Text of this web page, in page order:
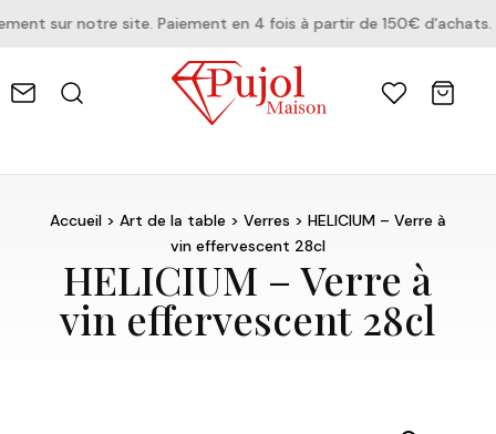
sur notre site. Paiement en 4 fois à partir de 150€ d'achats.
Accueil> Art de la table> Verres > HELICIUM – Verre à
vin effervescent 28cl
HELICIUM – Verre à
vin effervescent 28cl